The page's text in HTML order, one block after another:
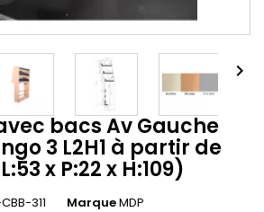

bacs Av Gauche
3 L2H1 à partir de
x P:22 x H:109)
311 MarqueMDP